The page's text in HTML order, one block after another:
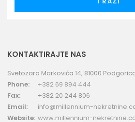
KONTAKTIRAJTE NAS
Svetozara Markovića 14, 81000
Phone:
+382 69 894 444
Fax:
+382 20 244 806
Email:
info@millennium-
Website: www.millennium-